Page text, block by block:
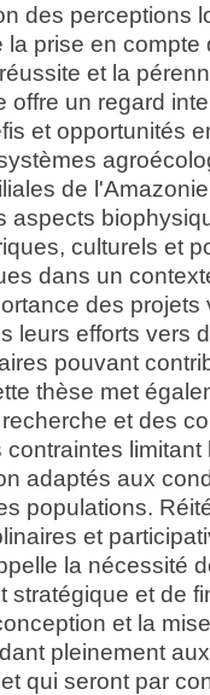
des perceptions
prise en compte
et la
offre un regard
et opportunités
de
aspects
culturels et
dans un
des projets
leurs efforts vers
pouvant
thèse met
et des
adaptés aux
populations.
et
la nécessité
stratégique et de
et la
pleinement
qui seront par